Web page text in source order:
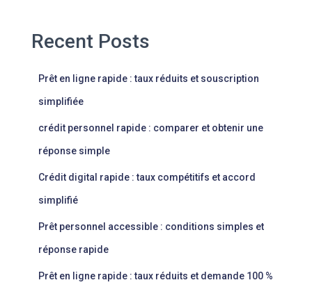
Recent Posts
Prêt en ligne rapide : taux réduits et souscription
simplifiée
crédit personnel rapide : comparer et obtenir une
réponse simple
Crédit digital rapide : taux compétitifs et accord
simplifié
Prêt personnel accessible : conditions simples et
réponse rapide
Prêt en ligne rapide : taux réduits et demande 100 %